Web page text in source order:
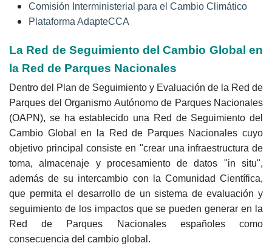
Comisión Interministerial para el Cambio Climático
Plataforma AdapteCCA
La Red de Seguimiento del Cambio Global en
la Red de Parques Nacionales
Dentro del Plan de Seguimiento y Evaluación de la Red de
Parques del Organismo Autónomo de Parques Nacionales
(OAPN), se ha establecido una Red de Seguimiento del
Cambio Global en la Red de Parques Nacionales cuyo
objetivo principal consiste en "crear una infraestructura de
toma, almacenaje y procesamiento de datos "in situ",
además de su intercambio con la Comunidad Científica,
que permita el desarrollo de un sistema de evaluación y
seguimiento de los impactos que se pueden generar en la
Red de Parques Nacionales españoles como
consecuencia del cambio global.